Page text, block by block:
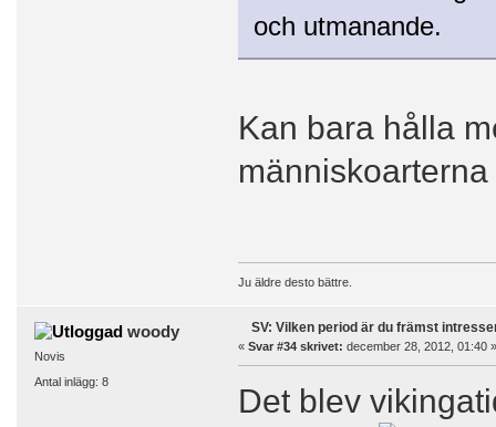
och utmanande.
Kan bara hålla
Ju äldre desto bättre.
woody
Novis
Antal inlägg: 8
SV: Vilken period är du främst
« Svar #34 skrivet: december 28, 2012, 01:40 »
Det blev